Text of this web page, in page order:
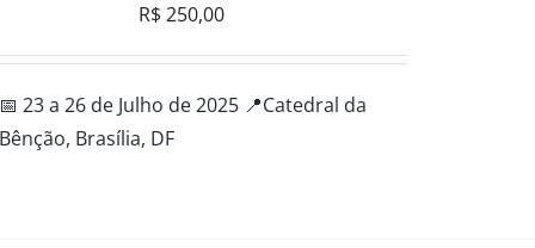
R$250,00
📅 23 a 26 de Julho de 2025 📍Catedral da
Bênção, Brasília, DF